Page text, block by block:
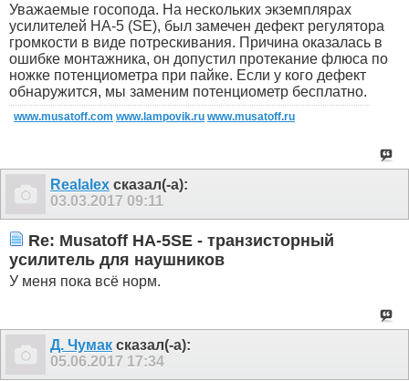
Уважаемые госопода. На нескольких экземплярах
усилителей HA-5 (SE), был замечен дефект регулятора
громкости в виде потрескивания. Причина оказалась в
ошибке монтажника, он допустил протекание флюса по
ножке потенциометра при пайке. Если у кого дефект
обнаружится, мы заменим потенциометр бесплатно.
www.musatoff.com www.lampovik.ru www.musatoff.ru
Realalex сказал(-а):
03.03.2017 09:11
Re: Musatoff HA-5SE - транзисторный
усилитель для наушников
У меня пока всё норм.
Д. Чумак сказал(-а):
05.06.2017 17:34